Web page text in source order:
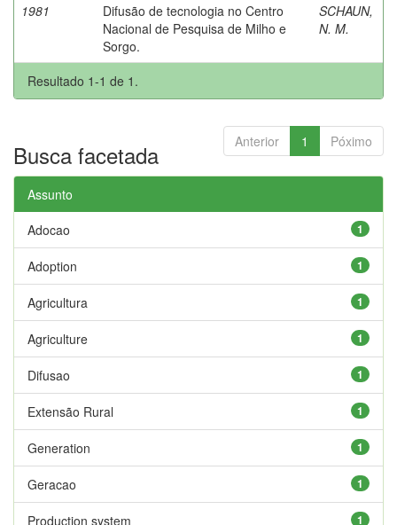
1981
Difusão de tecnologia no Centro
Nacional de Pesquisa de Milho e
Sorgo.
SCHAUN,
N. M.
Resultado 1-1 de 1.
Anterior 1 Póximo
Busca facetada
Assunto
1
Adocao
1
Adoption
1
Agricultura
1
Agriculture
1
Difusao
1
Extensão Rural
1
Generation
1
Geracao
1
Production system